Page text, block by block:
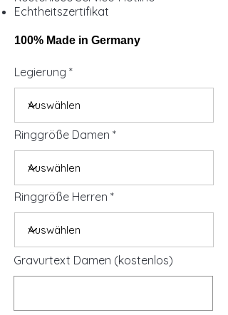
Echtheitszertifikat
100% Made in Germany
Legierung
Ringgröße Damen
Ringgröße Herren
Gravurtext Damen (kostenlos)